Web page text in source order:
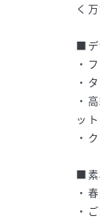
く
■デ
・
・
・
ット
・
■素
・
・